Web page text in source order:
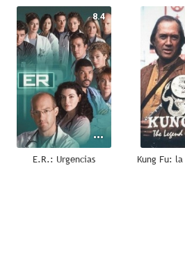
8.4
E.R.: Urgencias